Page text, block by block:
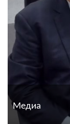
Медиа